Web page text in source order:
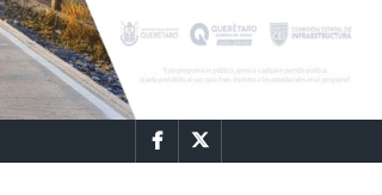
FacebookTwitter